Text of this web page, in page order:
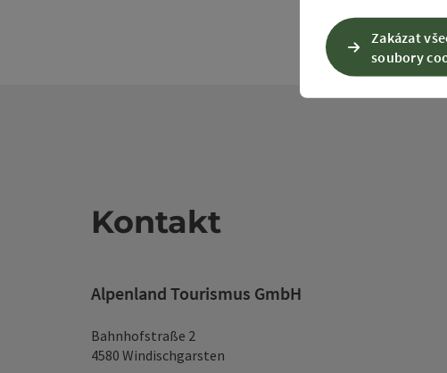
Kontakt
Alpenland Tourismus GmbH
Bahnhofstraße 2
4580 Windischgarsten
Zakázat
soubory